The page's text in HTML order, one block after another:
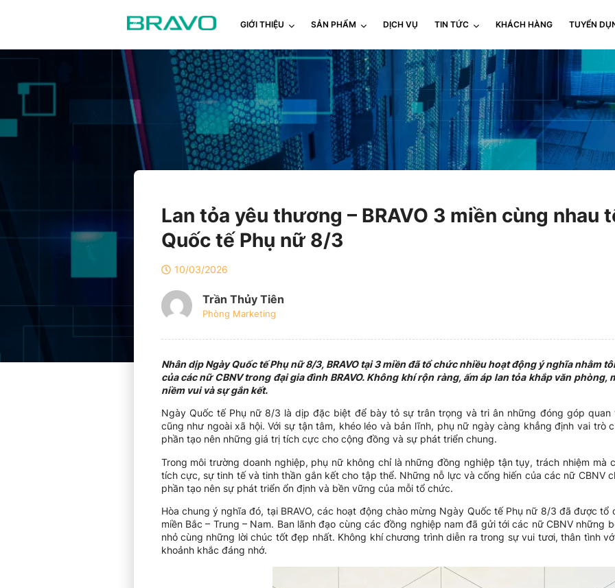
GIỚI THIỆU SẢN PHẨM DỊCH VỤ TIN TỨC KHÁCH HÀNG TUYỂN
Lan tỏa yêu thương – BRAVO 3 miền cùng nhau
Quốc tế Phụ nữ 8/3
10/03/2026
Trần Thủy Tiên
Phòng Marketing
Nhân dịp Ngày Quốc tế Phụ nữ 8/3, BRAVO tại 3 miền đã tổ chức nhiều hoạt động ý nghĩa nhằm
của các nữ CBNV trong đại gia đình BRAVO. Không khí rộn ràng, ấm áp lan tỏa khắp văn phòng,
niềm vui và sự gắn kết.
Ngày Quốc tế Phụ nữ 8/3 là dịp đặc biệt để bày tỏ sự trân trọng và tri ân những đóng góp
cũng như ngoài xã hội. Với sự tận tâm, khéo léo và bản lĩnh, phụ nữ ngày càng khẳng định vai trò
phần tạo nên những giá trị tích cực cho cộng đồng và sự phát triển chung.
Trong môi trường doanh nghiệp, phụ nữ không chỉ là những đồng nghiệp tận tụy, trách nhiệm mà
tích cực, sự tinh tế và tinh thần gắn kết cho tập thể. Những nỗ lực và cống hiến của các nữ CBNV
phần tạo nên sự phát triển ổn định và bền vững của mỗi tổ chức.
Hòa chung ý nghĩa đó, tại BRAVO, các hoạt động chào mừng Ngày Quốc tế Phụ nữ 8/3 đã được
miền Bắc – Trung – Nam. Ban lãnh đạo cùng các đồng nghiệp nam đã gửi tới các nữ CBNV những
nhỏ cùng những lời chúc tốt đẹp nhất. Không khí chương trình diễn ra trong sự vui tươi, thân tình
khoảnh khắc đáng nhớ.